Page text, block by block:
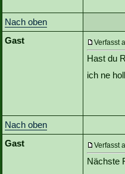
Nach oben
Gast
Verfasst
Hast du
ich ne
Nach oben
Gast
Verfasst
Nächste